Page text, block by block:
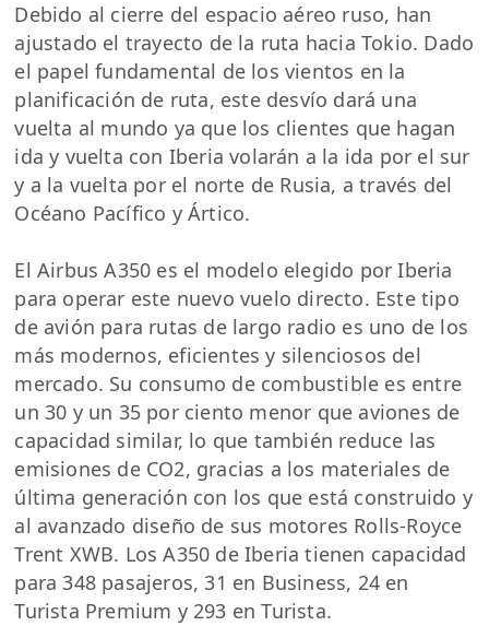
Debido al cierre del espacio aéreo ruso, han
ajustado el trayecto de la ruta hacia Tokio. Dado
el papel fundamental de los vientos en la
planificación de ruta, este desvío dará una
vuelta al mundo ya que los clientes que hagan
ida y vuelta con Iberia volarán a la ida por el sur
y a la vuelta por el norte de Rusia, a través del
Océano Pacífico y Ártico.
El Airbus A350 es el modelo elegido por Iberia
para operar este nuevo vuelo directo. Este tipo
de avión para rutas de largo radio es uno de los
más modernos, eficientes y silenciosos del
mercado. Su consumo de combustible es entre
un 30 y un 35 por ciento menor que aviones de
capacidad similar, lo que también reduce las
emisiones de CO2, gracias a los materiales de
última generación con los que está construido y
al avanzado diseño de sus motores Rolls-Royce
Trent XWB. Los A350 de Iberia tienen capacidad
para 348 pasajeros, 31 en Business, 24 en
Turista Premium y 293 en Turista.